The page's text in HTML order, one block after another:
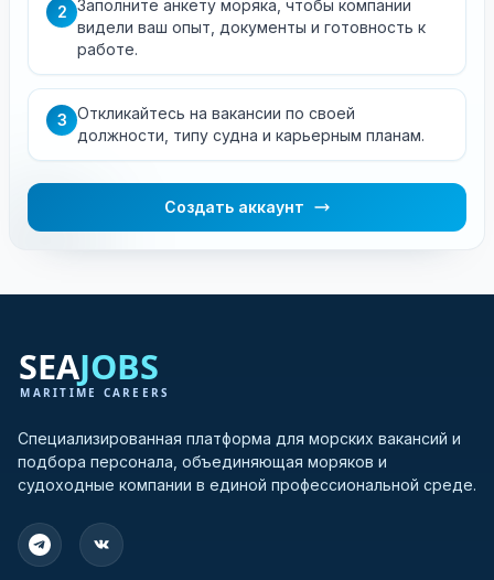
2 Заполните анкету моряка, чтобы компании
видели ваш опыт, документы и готовность к
работе.
3 Откликайтесь на вакансии по своей
должности, типу судна и карьерным планам.
Создать аккаунт
Специализированная платформа для морских вакансий и
подбора персонала, объединяющая моряков и
судоходные компании в единой профессиональной среде.